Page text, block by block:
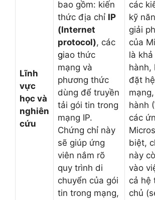
Lĩnh
vực
học và
nghiên
cứu
bao gồm: kiến
thức địa chỉ IP
(Internet
protocol), các
giao thức
mạng và
phương thức
dùng để truyền
tải gói tin trong
mạng IP.
Chứng chỉ này
sẽ giúp ứng
viên nắm rõ
quy trình di
chuyển của gói
tin trong mạng,
các
kỹ
giải
của
là
hành,
đặt
hành
các
biệt,
này
vào
cả hệ
chủ